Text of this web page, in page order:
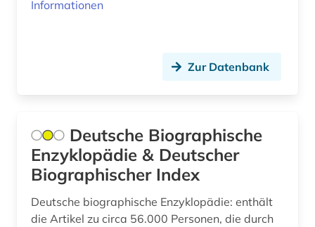
deutschland &lt;ddr, motiv&gt; (1)
deutschland (ddr) (3)
digital database (1)
digital humanities (2)
digitale bildverarbeitung (1)
Informationen
Zur Datenbank
Deutsche Biographische
Enzyklopädie & Deutscher
Biographischer Index
Deutsche biographische Enzyklopädie: enthält
die Artikel zu circa 56.000 Personen, die durch